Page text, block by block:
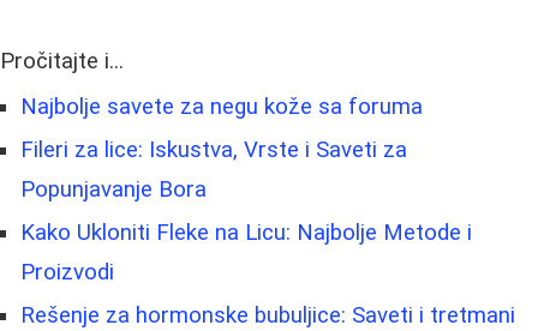
Pročitajte i...
Najbolje savete za negu kože sa foruma
Fileri za lice: Iskustva, Vrste i Saveti za
Popunjavanje Bora
Kako Ukloniti Fleke na Licu: Najbolje Metode i
Proizvodi
Rešenje za hormonske bubuljice: Saveti i tretmani